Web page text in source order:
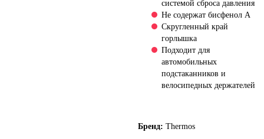
системой сброса давления
Не содержат бисфенол А
Скругленный край
горлышка
Подходит для
автомобильных
подстаканников и
велосипедных держателей
Бренд: Thermos